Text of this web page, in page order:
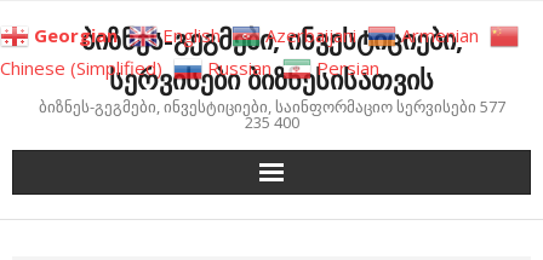
to
content
ბიზნეს-გეგმები, ინვესტიციები,
სერვისები ბიზნესისათვის
ბიზნეს-გეგმები, ინვესტიციები, საინფორმაციო სერვისები 577
235 400
Georgian English Azerbaijani
Armenian
Chinese (Simplified)
Russian Persian